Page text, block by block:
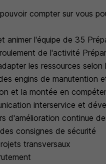
compter sur vous
animer l'équipe de 35
de l'activité
les ressources selon
engins de manutention
et la montée en
interservice et
d'amélioration continue
consignes de sécurité
transversaux